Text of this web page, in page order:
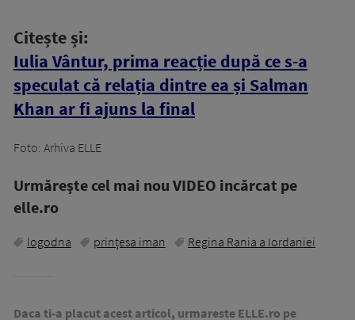
Citește și:
Iulia Vântur, prima reacție după ce s-a
speculat că relația dintre ea și Salman
Khan ar fi ajuns la final
Foto: Arhiva ELLE
Urmăreşte cel mai nou VIDEO incărcat pe
elle.ro
logodna prințesa iman Regina Rania a Iordaniei
Daca ti-a placut acest articol, urmareste ELLE.ro pe